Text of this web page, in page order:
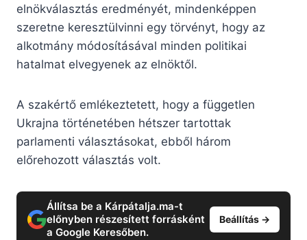
elnökválasztás eredményét, mindenképpen
szeretne keresztülvinni egy törvényt, hogy az
alkotmány módosításával minden politikai
hatalmat elvegyenek az elnöktől.
A szakértő emlékeztetett, hogy a független
Ukrajna történetében hétszer tartottak
parlamenti választásokat, ebből három
előrehozott választás volt.
Állítsa be a Kárpátalja.ma-t
előnyben részesített forrásként
a Google Keresőben.
Beállítás →